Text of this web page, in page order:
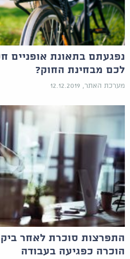
נפגעתם בתאונת אופניים
לכם מבחינת החוק?
מערכת האתר, 12.12.2019
התפרצות סוכרת לאחר
הוכרה כפגיעה בעבודה